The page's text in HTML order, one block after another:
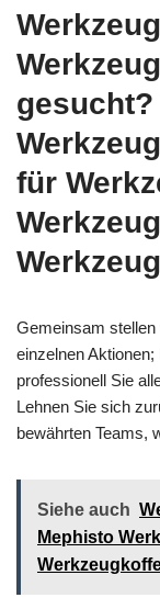
für
Gemeinsam stellen
einzelnen
professionell Sie
Lehnen Sie sich
bewährten Teams,
Siehe auch
Mephisto